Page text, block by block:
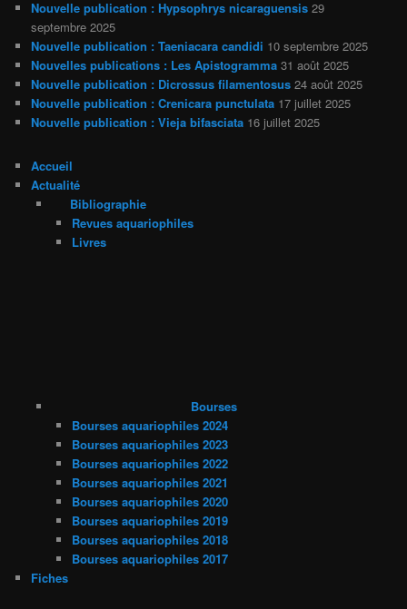
Nouvelle publication : Hypsophrys nicaraguensis 29
septembre 2025
Nouvelle publication : Taeniacara candidi 10 septembre 2025
Nouvelles publications : Les Apistogramma 31 août 2025
Nouvelle publication : Dicrossus filamentosus 24 août 2025
Nouvelle publication : Crenicara punctulata 17 juillet 2025
Nouvelle publication : Vieja bifasciata 16 juillet 2025
Accueil
Actualité
Bibliographie
Revues aquariophiles
Livres
Bourses
Bourses aquariophiles 2024
Bourses aquariophiles 2023
Bourses aquariophiles 2022
Bourses aquariophiles 2021
Bourses aquariophiles 2020
Bourses aquariophiles 2019
Bourses aquariophiles 2018
Bourses aquariophiles 2017
Fiches